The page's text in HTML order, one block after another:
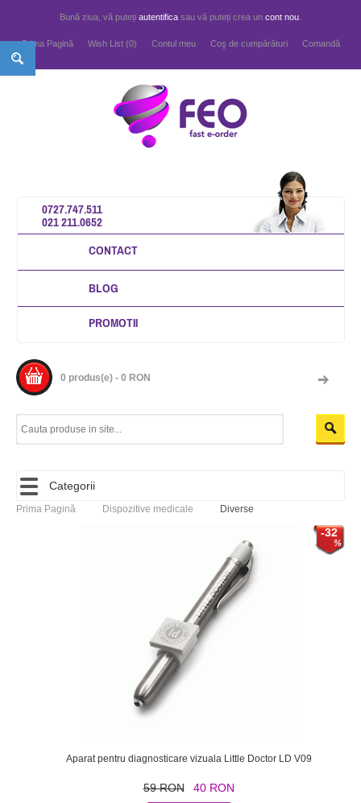
Bună ziua, vă puteți autentifica sau vă puteți crea un cont nou
Prima Pagină Wish List (0) Contul meu Coş de cumpărături Comandă
0727.747.511
021 211.0652
CONTACT
BLOG
PROMOTII
0 produs(e) - 0 RON
Categorii
Prima Pagină Dispozitive medicale Diverse
-32
Aparat pentru diagnosticare vizuala Little Doctor LD V09
59 RON 40 RON